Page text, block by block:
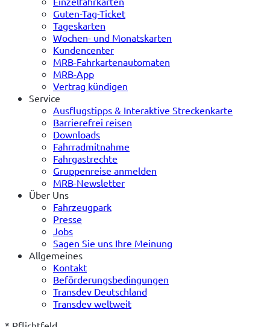
Guten-Tag-Ticket
Tageskarten
Wochen- und Monatskarten
Kundencenter
MRB-Fahrkartenautomaten
MRB-App
Vertrag kündigen
Service
Ausflugstipps & Interaktive Streckenkarte
Barrierefrei reisen
Downloads
Fahrradmitnahme
Fahrgastrechte
Gruppenreise anmelden
MRB-Newsletter
Über Uns
Fahrzeugpark
Presse
Jobs
Sagen Sie uns Ihre Meinung
Allgemeines
Kontakt
Beförderungsbedingungen
Transdev Deutschland
Transdev weltweit